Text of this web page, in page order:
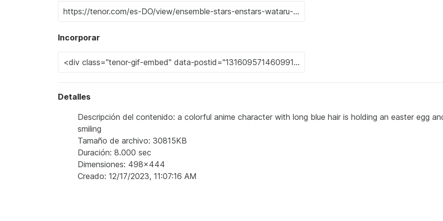
Incorporar
Detalles
Descripción del contenido: a colorful anime character with long blue hair is holding an easter egg
smiling
Tamaño de archivo: 30815KB
Duración: 8.000 sec
Dimensiones: 498x444
Creado: 12/17/2023, 11:07:16 AM